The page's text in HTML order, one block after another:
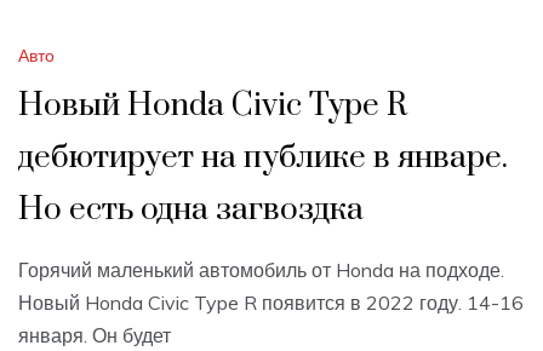
Авто
Новый Honda Civic Type R
дебютирует на публике в январе.
Но есть одна загвоздка
Горячий маленький автомобиль от Honda на подходе.
Новый Honda Civic Type R появится в 2022 году. 14-16
января. Он будет